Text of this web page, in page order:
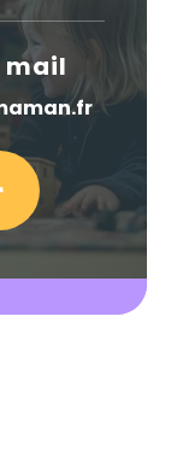
mail